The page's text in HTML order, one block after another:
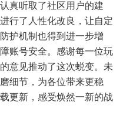
真听取了社区用户的建
行了人性化改良，让自定
护机制也得到进一步增
账号安全。感谢每一位玩
意见推动了这次蜕变。未
细节，为各位带来更稳
更新，感受焕然一新的战